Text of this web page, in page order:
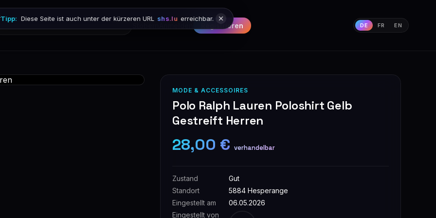
Registrieren DE FR EN
Tipp: Diese Seite ist auch unter der kürzeren URL shs.lu erreichbar.
MODE & ACCESSOIRES
Polo Ralph Lauren Poloshirt Gelb
Gestreift Herren
28,00 € verhandelbar
Zustand
Gut
Standort
5884 Hesperange
Eingestellt am
06.05.2026
Eingestellt von